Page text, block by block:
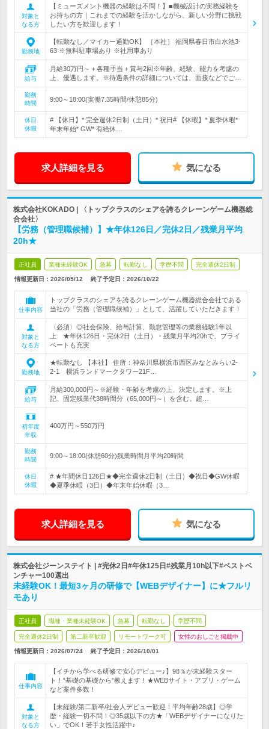
対象と
なる方
【ミューズメント機器の経験は不問！】■機械設計の実務経験を
お持ちの方｜これまでの経験を活かしながら、新しい分野に挑戦
したい方を歓迎します！
勤務地
【転勤なし／マイカー通勤OK】 ［本社］ 福岡県春日市白水池3-
63 ※無料駐車場あり ※社用車あり
給与
月給30万円～＋各種手当＋賞与2回※年齢、経験、能力を考慮の
上、優遇します。※待遇条件の詳細については、面接などでご…
勤務
時間
9:00～18:00(実働7.35時間/休憩85分)
休日
休暇
# 【休日】* 完全週休2日制（土日）* 祝日# 【休暇】* 夏季休暇*
年末年始* GW* 有給休…
求人詳細を見る 気になる
株式会社KOKADO | 〈トップクラスのシェアを誇るクレーンゲーム機器総
合会社〉
【労務（管理職候補）】★年休126日／完休2日／残業月平均
20h★
正社員 業種未経験OK 急募 転勤なし 学歴不問 完全週休2日制
情報更新日：2026/05/12 終了予定日： 2026/10/22
仕事内容
トップクラスのシェアを誇るクレーンゲーム機器総合会社である
当社の「労務（管理職候補）」として、活躍していただきます！
対象と
なる方
〈必須〉◎社会保険、給与計算、勤怠管理等の業務経験1年以
上 ★年休126日・完休2日（土日）・残業月平均20hで、プライ
ベートも充実
勤務地
★転勤なし 【本社】 住所：神奈川県横浜市西区みなとみらい2-
2-1 横浜ランドマークタワー21F…
給与
月給300,000円～※経験・年齢を考慮の上、決定します。※上
記、固定残業代38時間分（65,000円～）を含む。超…
初年度
年収
400万円～550万円
勤務
時間
9:00～18:00(休憩60分)残業時間月平均20時間
休日
休暇
# ★年間休日126日★◆完全週休2日制（土日）◆祝日◆GW休暇
◆夏季休暇（3日）◆年末年始休暇（3…
求人詳細を見る 気になる
株式会社ジーンステイト | #完休2日#年休125日#残業月10h以下#ベストベ
ンチャー100選出
未経験OK！最短3ヶ月の研修で【WEBデザイナー】に★フルリ
モあり
正社員 職種・業種未経験OK 急募 転勤なし 学歴不問
完全週休2日制 第二新卒歓迎 リモートワーク可 女性のおしごと掲載中
情報更新日：2026/07/24 終了予定日： 2026/10/01
仕事内容
【イチから学べる研修で安心デビュー♪】98％が未経験スター
ト！“基礎の基礎から”教えます！★WEBサイト・アプリ・ゲーム
など案件多数！
対象と
なる方
【未経験/第二新卒/社会人デビュー歓迎！平均年齢28歳】◎学
歴・経験一切不問！◎35歳以下の方★「WEBデザイナーになりた
い」でOK！若手女性活躍中♪